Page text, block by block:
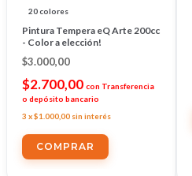
20 colores
Pintura Tempera eQ Arte 200cc
- Color a elección!
$3.000,00
$2.700,00 con Transferencia
o depósito bancario
3 x$1.000,00 sin interés
COMPRAR